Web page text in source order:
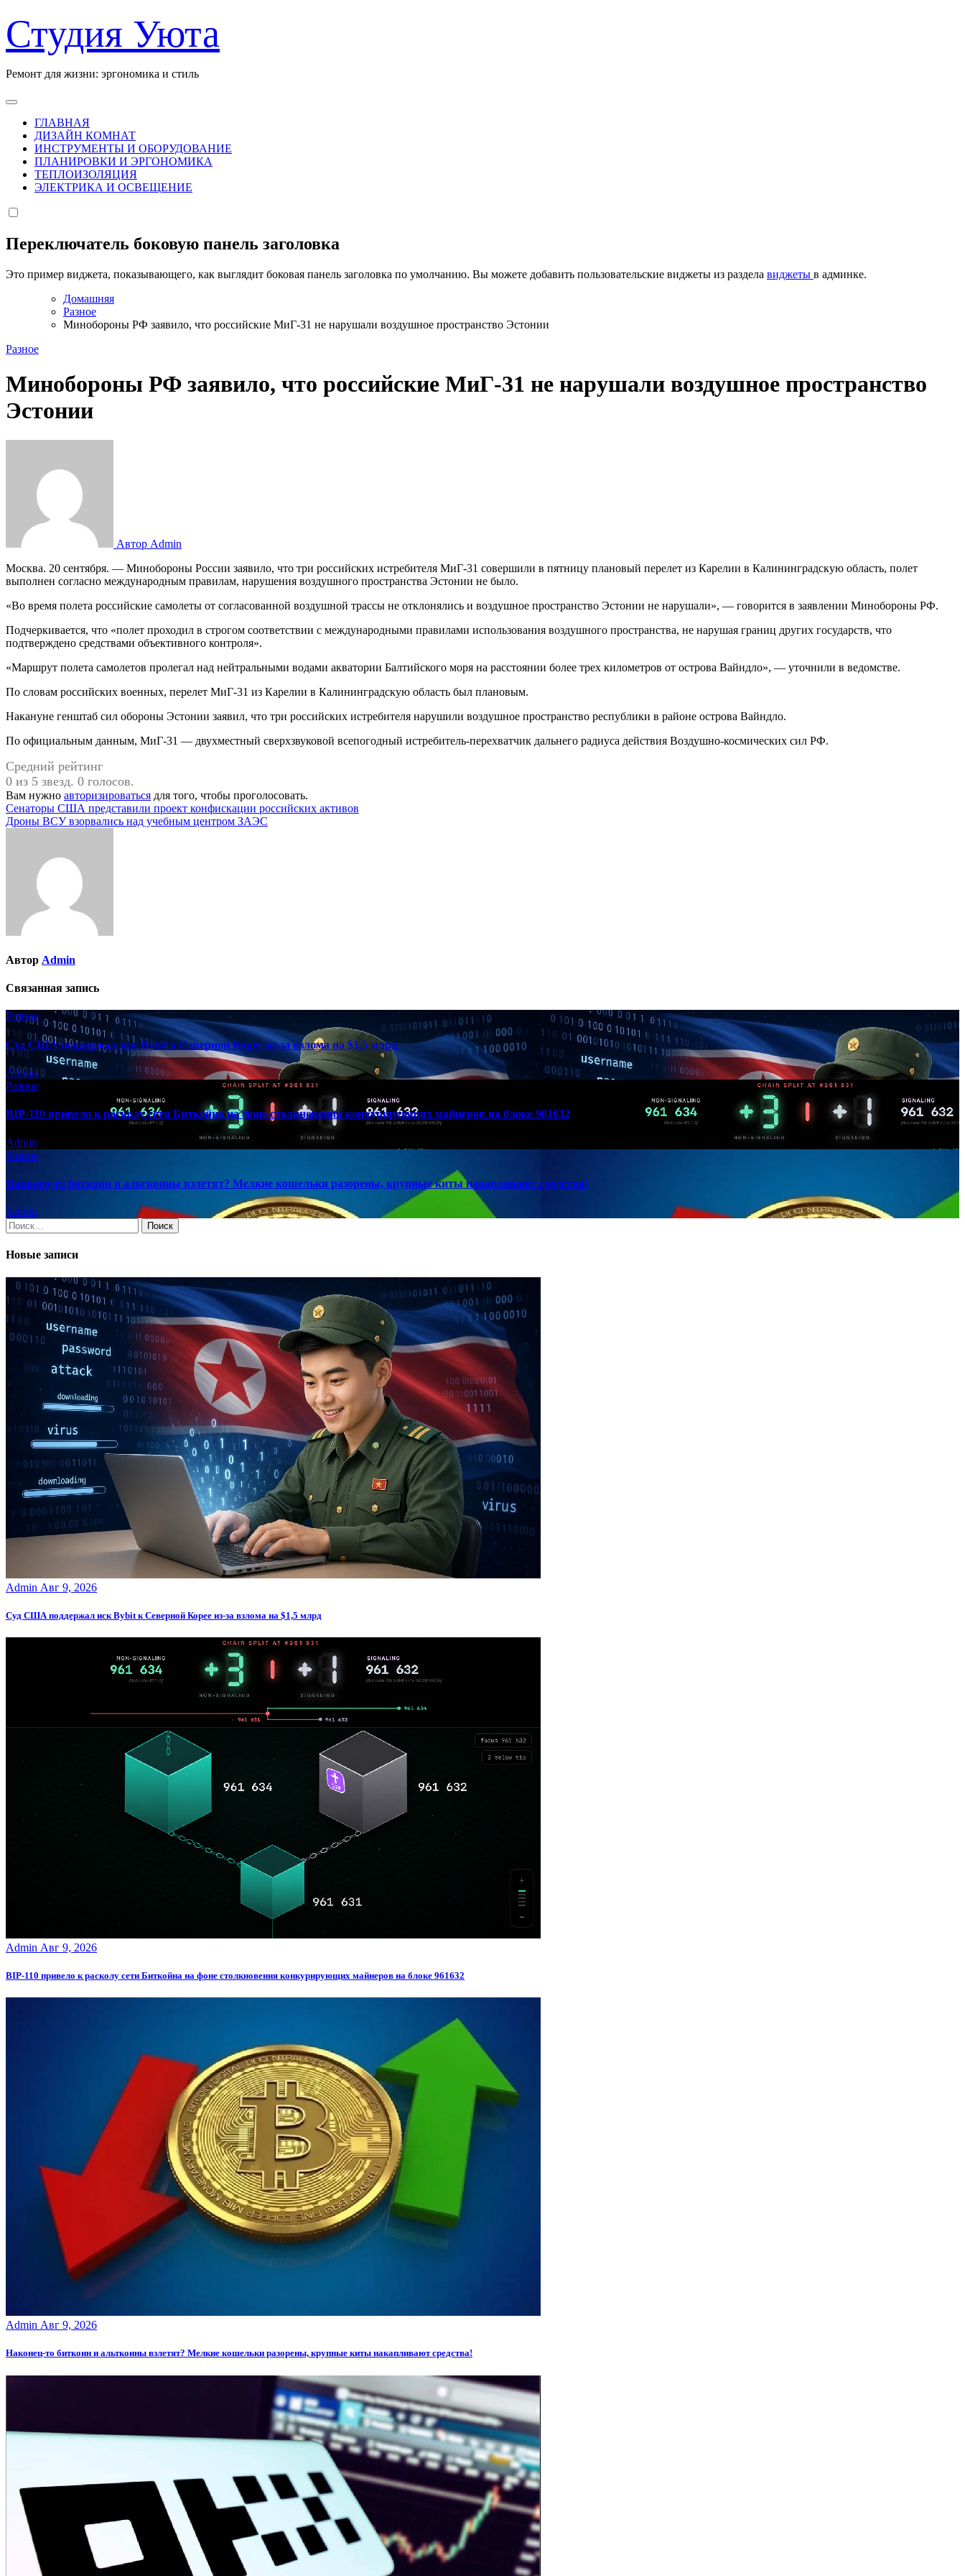
к
содержанию
Студия Уюта
Ремонт для жизни: эргономика и стиль
ГЛАВНАЯ
ДИЗАЙН КОМНАТ
ИНСТРУМЕНТЫ И ОБОРУДОВАНИЕ
ПЛАНИРОВКИ И ЭРГОНОМИКА
ТЕПЛОИЗОЛЯЦИЯ
ЭЛЕКТРИКА И ОСВЕЩЕНИЕ
Переключатель боковую панель заголовка
Это пример виджета, показывающего, как выглядит боковая панель заголовка по умолчанию. Вы можете добавить пользовательские виджеты из раздела виджеты в админке.
Домашняя
Разное
Минобороны РФ заявило, что российские МиГ-31 не нарушали воздушное пространство Эстонии
Разное
Минобороны РФ заявило, что российские МиГ-31 не нарушали воздушное пространство
Эстонии
Автор Admin
Москва. 20 сентября. — Минобороны России заявило, что три российских истребителя МиГ-31 совершили в пятницу плановый перелет из Карелии в Калининградскую область, полет
выполнен согласно международным правилам, нарушения воздушного пространства Эстонии не было.
«Во время полета российские самолеты от согласованной воздушной трассы не отклонялись и воздушное пространство Эстонии не нарушали», — говорится в заявлении Минобороны РФ.
Подчеркивается, что «полет проходил в строгом соответствии с международными правилами использования воздушного пространства, не нарушая границ других государств, что
подтверждено средствами объективного контроля».
«Маршрут полета самолетов пролегал над нейтральными водами акватории Балтийского моря на расстоянии более трех километров от острова Вайндло», — уточнили в ведомстве.
По словам российских военных, перелет МиГ-31 из Карелии в Калининградскую область был плановым.
Накануне генштаб сил обороны Эстонии заявил, что три российских истребителя нарушили воздушное пространство республики в районе острова Вайндло.
По официальным данным, МиГ-31 — двухместный сверхзвуковой всепогодный истребитель-перехватчик дальнего радиуса действия Воздушно-космических сил РФ.
Средний рейтинг
0 из 5 звезд. 0 голосов.
Вам нужно авторизироваться для того, чтобы проголосовать.
Навигация
по
Сенаторы США представили проект конфискации российских активов
Дроны ВСУ взорвались над учебным центром ЗАЭС
Автор Admin
Связанная запись
Разное
Суд США поддержал иск Bybit к Северной Корее из-за взлома на $1,5 млрд
Admin
Разное
BIP-110 привело к расколу сети Биткойна на фоне столкновения конкурирующих майнеров на блоке 961632
Admin
Разное
Наконец-то биткоин и альткоины взлетят? Мелкие кошельки разорены, крупные киты накапливают средства!
Admin
Найти:
Новые записи
Admin Авг 9, 2026
Суд США поддержал иск Bybit к Северной Корее из-за взлома на $1,5 млрд
Admin Авг 9, 2026
BIP-110 привело к расколу сети Биткойна на фоне столкновения конкурирующих майнеров на блоке 961632
Admin Авг 9, 2026
Наконец-то биткоин и альткоины взлетят? Мелкие кошельки разорены, крупные киты накапливают средства!